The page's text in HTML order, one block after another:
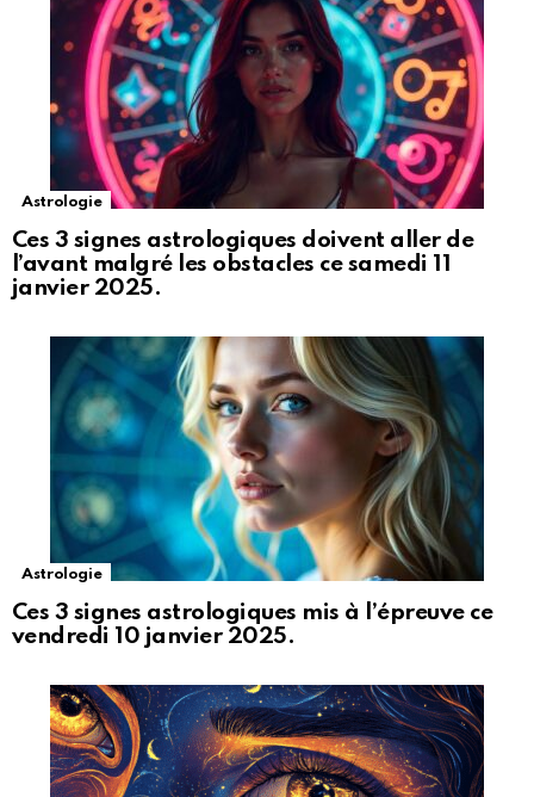
Astrologie
Ces 3 signes astrologiques doivent aller de
l’avant malgré les obstacles ce samedi 11
janvier 2025.
Astrologie
Ces 3 signes astrologiques mis à l’épreuve ce
vendredi 10 janvier 2025.